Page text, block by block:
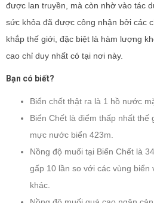
được lan truyền, mà còn nhờ vào tác
sức khỏa đã được công nhận bởi các
khắp thế giới, đặc biệt là hàm lượng
cao chỉ duy nhất có tại nơi này.
Bạn có biết?
Biển chết thật ra là 1 hồ nước
Biển Chết là điểm thấp nhất thế
mực nước biển 423m.
Nồng độ muối tại Biển Chết là
gấp 10 lần so với các vùng biển
khác.